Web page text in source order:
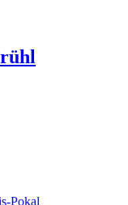
Pokal